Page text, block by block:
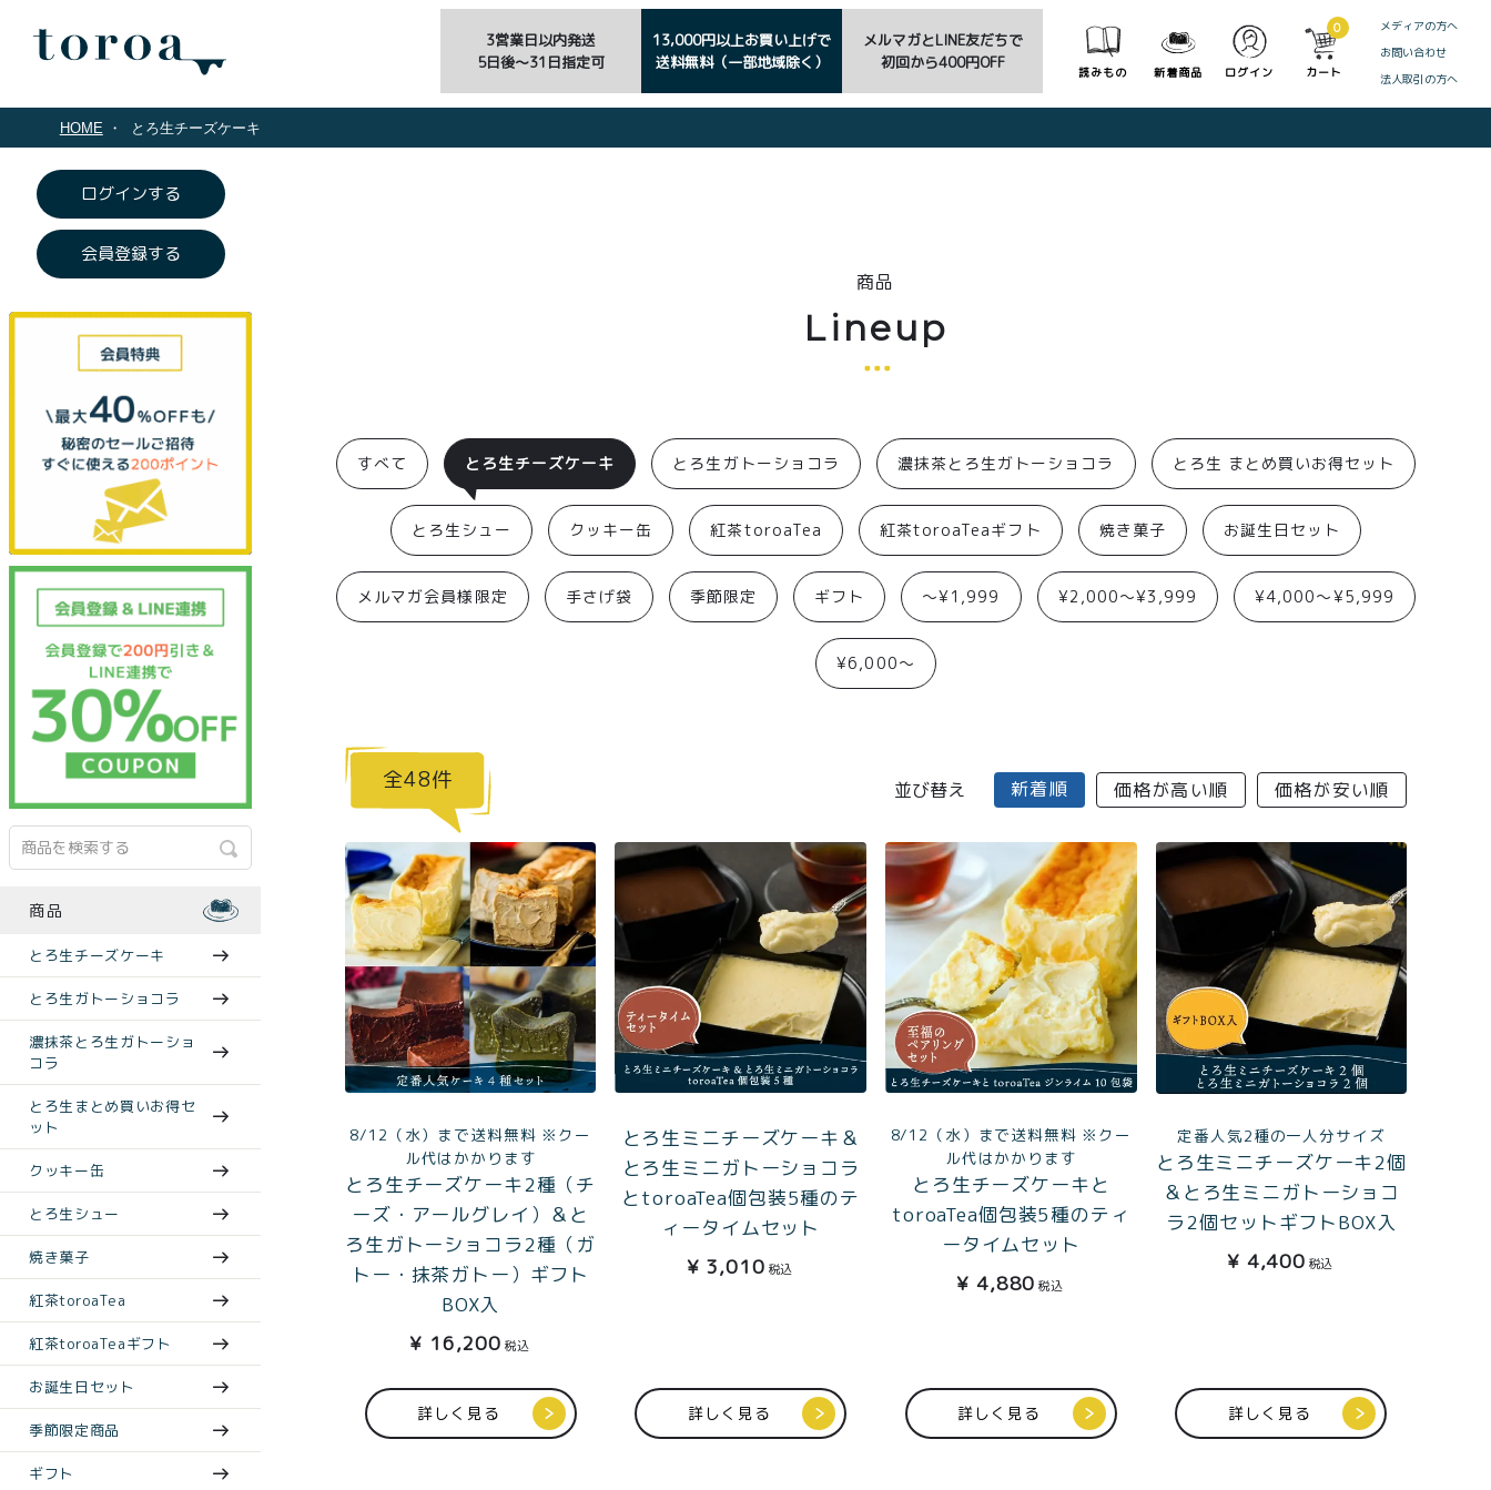
3営業日以内発送
5日後〜31日指定可
13,000円以上お買い上げで
送料無料（一部地域除く）
メルマガとLINE友だちで
初回から400円OFF
読みもの 新着商品 ログイン
0
カート
メディアの方へ
お問い合わせ
法人取引の方へ
CLOSE
HOME とろ生チーズケーキ
商品
Lineup
すべて とろ生チーズケーキ とろ生ガトーショコラ 濃抹茶とろ生ガトーショコラ とろ生 まとめ買いお得セット
とろ生シュー クッキー缶 紅茶toroaTea 紅茶toroaTeaギフト 焼き菓子 お誕生日セット
メルマガ会員様限定 手さげ袋 季節限定 ギフト 〜¥1,999 ¥2,000〜¥3,999 ¥4,000〜¥5,999
¥6,000〜
並び替え 新着順 価格が高い順 価格が安い順
48
8/12（水）まで送料無料 ※クー
ル代はかかります
とろ生チーズケーキ2種（チ
ーズ・アールグレイ）＆と
ろ生ガトーショコラ2種（ガ
トー・抹茶ガトー）ギフト
BOX入
¥ 16,200 税込
詳しく見る
とろ生ミニチーズケーキ＆
とろ生ミニガトーショコラ
とtoroaTea個包装5種のテ
ィータイムセット
¥ 3,010 税込
詳しく見る
8/12（水）まで送料無料 ※クー
ル代はかかります
とろ生チーズケーキと
toroaTea個包装5種のティ
ータイムセット
¥ 4,880 税込
詳しく見る
定番人気2種の一人分サイズ
とろ生ミニチーズケーキ2個
＆とろ生ミニガトーショコ
ラ2個セットギフトBOX入
¥ 4,400 税込
詳しく見る
ログインする
会員登録する
商品
とろ生チーズケーキ
とろ生ガトーショコラ
濃抹茶とろ生ガトーショ
コラ
とろ生まとめ買いお得セ
ット
クッキー缶
とろ生シュー
焼き菓子
紅茶toroaTea
紅茶toroaTeaギフト
お誕生日セット
季節限定商品
ギフト